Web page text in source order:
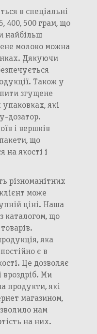
в спеціальні
400, 500 грам, що
найбільш
молоко можна
Дякуючи
Також у
згущене
які
дозатор.
і вершків
що
на якості і
різноманітних
може
ціні. Наша
каталогом, що
яка
є в
Це дозволяє
вроздріб. Ми
продукти, які
магазином,
нам
на них.